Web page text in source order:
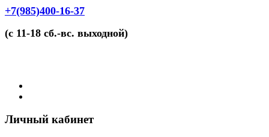
+7(985)400-16-37
(с 11-18 сб.-вс. выходной)
Личный кабинет